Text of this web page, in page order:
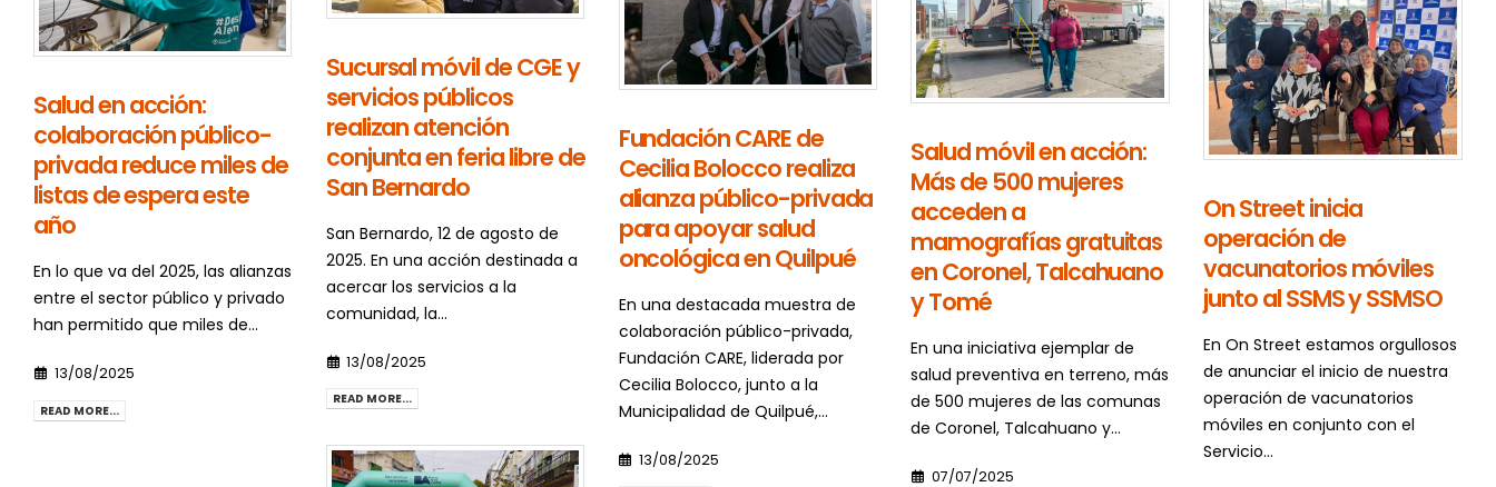
Sucursal móvil de CGE y
servicios públicos
realizan atención
conjunta en feria libre de
San Bernardo
San Bernardo, 12 de agosto de
2025. En una acción destinada a
acercar los servicios a la
comunidad, la...
13/08/2025
READ MORE...
Salud en acción:
colaboración público-
privada reduce miles de
listas de espera este
año
En lo que va del 2025, las alianzas
entre el sector público y privado
han permitido que miles de...
13/08/2025
READ MORE...
Fundación CARE de
Cecilia Bolocco realiza
alianza público-privada
para apoyar salud
oncológica en Quilpué
En una destacada muestra de
colaboración público-privada,
Fundación CARE, liderada por
Cecilia Bolocco, junto a la
Municipalidad de Quilpué,...
13/08/2025
Salud móvil en acción:
Más de 500 mujeres
acceden a
mamografías gratuitas
en Coronel, Talcahuano
y Tomé
En una iniciativa ejemplar de
salud preventiva en terreno, más
de 500 mujeres de las comunas
de Coronel, Talcahuano y...
07/07/2025
On Street inicia
operación de
vacunatorios móviles
junto al SSMS y SSMSO
En On Street estamos orgullosos
de anunciar el inicio de nuestra
operación de vacunatorios
móviles en conjunto con el
Servicio...